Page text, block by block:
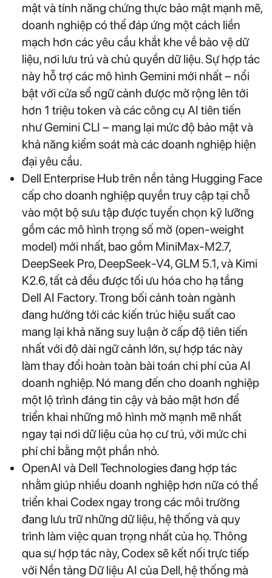
mật và tính năng chứng thực bảo mật mạnh mẽ,
doanh nghiệp có thể đáp ứng một cách liền
mạch hơn các yêu cầu khắt khe về bảo vệ dữ
liệu, nơi lưu trú và chủ quyền dữ liệu. Sự hợp tác
này hỗ trợ các mô hình Gemini mới nhất – nổi
bật với cửa sổ ngữ cảnh được mở rộng lên tới
hơn 1 triệu token và các công cụ AI tiên tiến
như Gemini CLI – mang lại mức độ bảo mật và
khả năng kiểm soát mà các doanh nghiệp hiện
đại yêu cầu.
Dell Enterprise Hub trên nền tảng Hugging Face
cấp cho doanh nghiệp quyền truy cập tại chỗ
vào một bộ sưu tập được tuyển chọn kỹ lưỡng
gồm các mô hình trọng số mở (open-weight
model) mới nhất, bao gồm MiniMax-M2.7,
DeepSeek Pro, DeepSeek-V4, GLM 5.1, và Kimi
K2.6, tất cả đều được tối ưu hóa cho hạ tầng
Dell AI Factory. Trong bối cảnh toàn ngành
đang hướng tới các kiến trúc hiệu suất cao
mang lại khả năng suy luận ở cấp độ tiên tiến
nhất với độ dài ngữ cảnh lớn, sự hợp tác này
làm thay đổi hoàn toàn bài toán chi phí của AI
doanh nghiệp. Nó mang đến cho doanh nghiệp
một lộ trình đáng tin cậy và bảo mật hơn để
triển khai những mô hình mở mạnh mẽ nhất
ngay tại nơi dữ liệu của họ cư trú, với mức chi
phí chỉ bằng một phần nhỏ.
OpenAI và Dell Technologies đang hợp tác
nhằm giúp nhiều doanh nghiệp hơn nữa có thể
triển khai Codex ngay trong các môi trường
đang lưu trữ những dữ liệu, hệ thống và quy
trình làm việc quan trọng nhất của họ. Thông
qua sự hợp tác này, Codex sẽ kết nối trực tiếp
với Nền tảng Dữ liệu AI của Dell, hệ thống mà